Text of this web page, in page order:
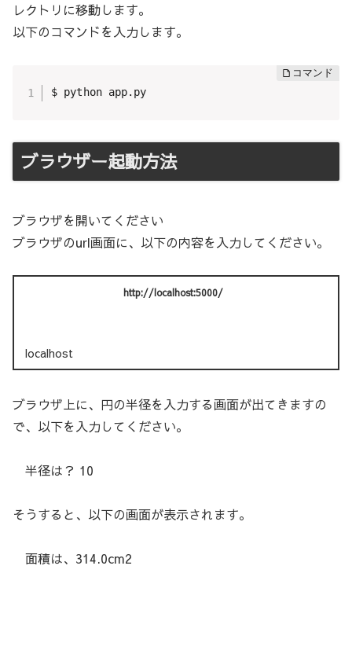
レクトリに移動します。
以下のコマンドを入力します。
$ python app.py
ブラウザー起動方法
ブラウザを開いてください
ブラウザのurl画面に、以下の内容を入力してください。
http://localhost:5000/
localhost
ブラウザ上に、円の半径を入力する画面が出てきますの
で、以下を入力してください。
半径は？ 10
そうすると、以下の画面が表示されます。
面積は、314.0cm2